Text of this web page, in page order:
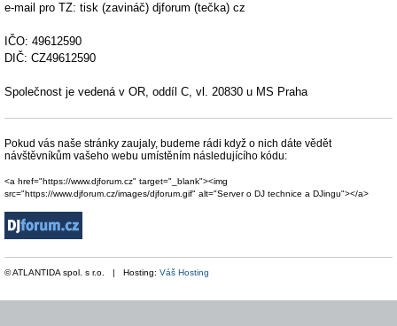
e-mail pro TZ: tisk (zavináč) djforum (tečka) cz
IČO: 49612590
DIČ: CZ49612590
Společnost je vedená v OR, oddíl C, vl. 20830 u MS Praha
Pokud vás naše stránky zaujaly, budeme rádi když o nich dáte vědět
návštěvníkům vašeho webu umístěním následujícího kódu:
<a href="https://www.djforum.cz" target="_blank"><img
src="https://www.djforum.cz/images/djforum.gif" alt="Server o DJ technice a DJingu"></a>
© ATLANTIDA spol. s r.o. | Hosting: Váš Hosting